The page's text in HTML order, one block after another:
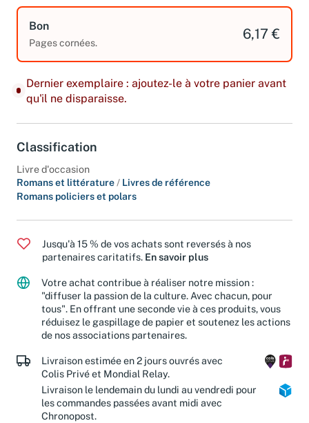
Bon
Pages cornées.
6,17 €
Dernier exemplaire : ajoutez-le à votre panier avant
qu'il ne disparaisse.
Classification
Livre d'occasion
Romans et littérature/ Livres de référence
Romans policiers et polars
Jusqu'à 15 % de vos achats sont reversés à nos
partenaires caritatifs. En savoir plus
Votre achat contribue à réaliser notre mission :
"diffuser la passion de la culture. Avec chacun, pour
tous". En offrant une seconde vie à ces produits, vous
réduisez le gaspillage de papier et soutenez les actions
de nos associations partenaires.
Livraison estimée en 2 jours ouvrés avec
Colis Privé et Mondial Relay.
Livraison le lendemain du lundi au vendredi pour
les commandes passées avant midi avec
Chronopost.